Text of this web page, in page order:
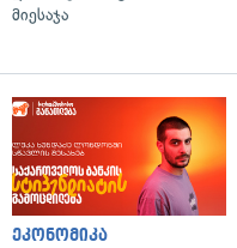
მიესაჯა
ეკონომიკა